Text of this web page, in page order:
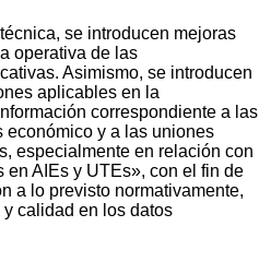
se introducen mejoras
operativa de las
Asimismo, se introducen
aplicables en la
correspondiente a las
económico y a las uniones
especialmente en relación con
en AIEs y UTEs», con el fin de
a lo previsto normativamente,
calidad en los datos